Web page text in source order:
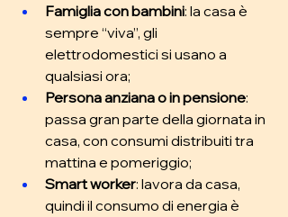
Famiglia con bambini: la casa è
sempre “viva”, gli
elettrodomestici si usano a
qualsiasi ora;
Persona anziana o in pensione:
passa gran parte della giornata in
casa, con consumi distribuiti tra
mattina e pomeriggio;
Smart worker: lavora da casa,
quindi il consumo di energia è